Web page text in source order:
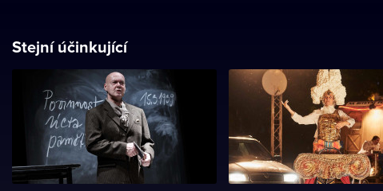
Stejní účinkující